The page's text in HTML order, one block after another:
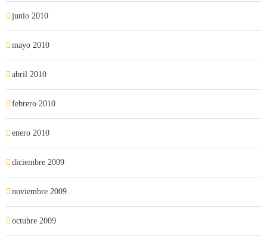
junio 2010
mayo 2010
abril 2010
febrero 2010
enero 2010
diciembre 2009
noviembre 2009
octubre 2009